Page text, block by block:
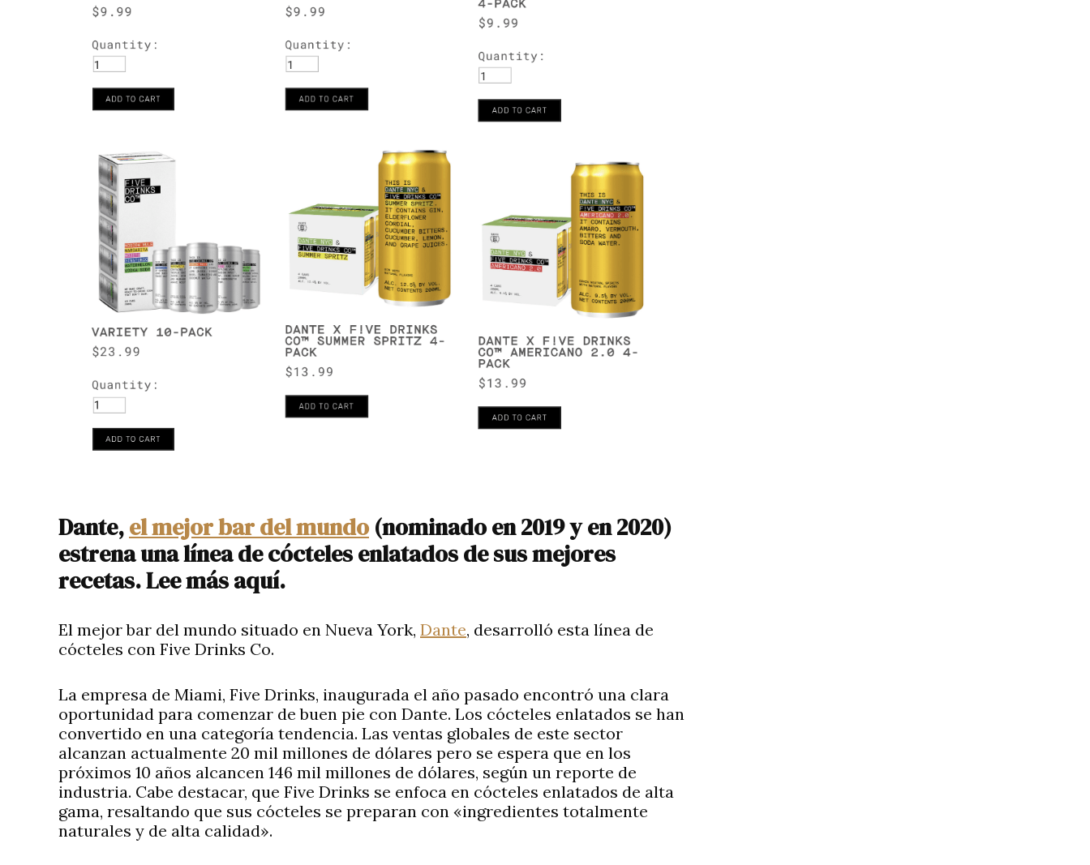
Dante,el mejor bar del mundo (nominado en 2019 y en 2020)
estrena una línea de cócteles enlatados de sus mejores
recetas. Lee más aquí.
El mejor bar del mundo situado en Nueva York, Dante, desarrolló esta línea de
cócteles con Five Drinks Co.
La empresa de Miami, Five Drinks, inaugurada el año pasado encontró una clara
oportunidad para comenzar de buen pie con Dante. Los cócteles enlatados se han
convertido en una categoría tendencia. Las ventas globales de este sector
alcanzan actualmente 20 mil millones de dólares pero se espera que en los
próximos 10 años alcancen 146 mil millones de dólares, según un reporte de
industria. Cabe destacar, que Five Drinks se enfoca en cócteles enlatados de alta
gama, resaltando que sus cócteles se preparan con «ingredientes totalmente
naturales y de alta calidad».